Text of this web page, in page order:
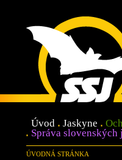
Úvod Jaskyne
Správa slovenských
ÚVODNÁ STRÁNKA